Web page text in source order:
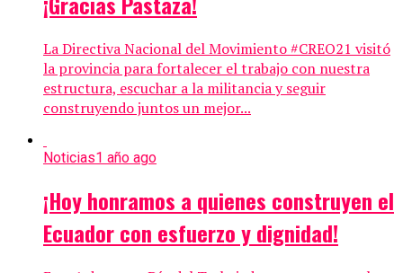
La Directiva Nacional del Movimiento #CREO21 visitó
la provincia para fortalecer el trabajo con nuestra
estructura, escuchar a la militancia y seguir
construyendo juntos un mejor...
Noticias1 año ago
¡Hoy honramos a quienes construyen el
Ecuador con esfuerzo y dignidad!